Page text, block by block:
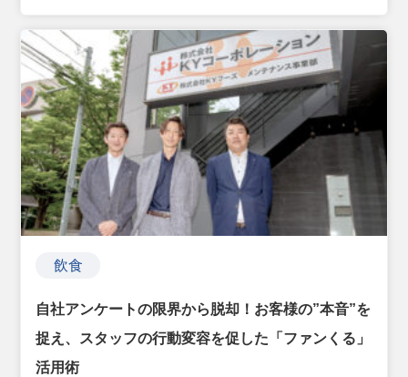
飲食
自社アンケートの限界から脱却！お客様の”本音”を
捉え、スタッフの行動変容を促した「ファンくる」
活用術